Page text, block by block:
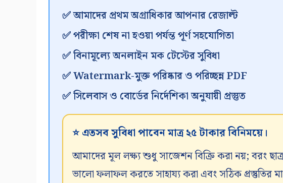
✅ আমাদের প্রথম অগ্রাধিকার আপনার রেজাল্ট
✅ পরীক্ষা শেষ না হওয়া পর্যন্ত পূর্ণ সহযোগিতা
✅ বিনামূল্যে অনলাইন মক টেস্টের সুবিধা
✅ Watermark-মুক্ত পরিষ্কার ও পরিচ্ছন্ন PDF
✅ সিলেবাস ও বোর্ডের নির্দেশিকা অনুযায়ী প্রস্তুত
⭐ এতসব সুবিধা পাবেন মাত্র ২৫ টাকার বিনিময়ে।
আমাদের মূল লক্ষ্য শুধু সাজেশন বিক্রি করা নয়; বরং
ভালো ফলাফল করতে সাহায্য করা এবং সঠিক প্রস্তুতির